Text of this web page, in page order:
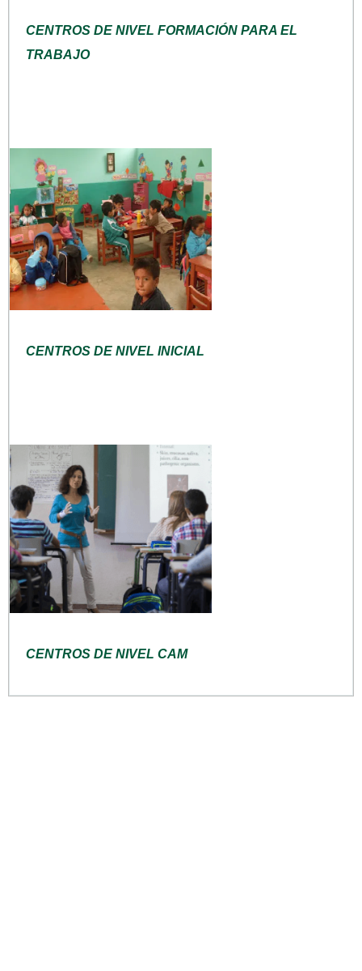
CENTROS DE NIVEL FORMACIÓN PARA EL
TRABAJO
CENTROS DE NIVEL INICIAL
CENTROS DE NIVEL CAM